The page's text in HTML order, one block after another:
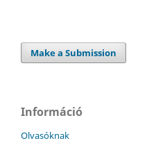
Make a Submission
Információ
Olvasóknak